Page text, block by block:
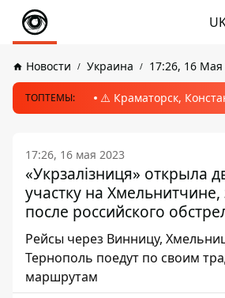
Новости Украина 17:26, 16 Мая
ТОПТЕМЫ: ⚠️ Краматорск,
17:26, 16 мая 2023
«Укрзалізниця» открыла
участку на
после российского
Рейсы через Винницу,
Тернополь поедут по своим
маршрутам